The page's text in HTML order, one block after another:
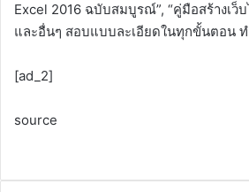
Excel 2016 ฉบับสมบูรณ์”, “คู่มือสร้างเว็บ
และอื่นๆ สอบแบบละเอียดในทุกขั้นตอน
[ad_2]
source